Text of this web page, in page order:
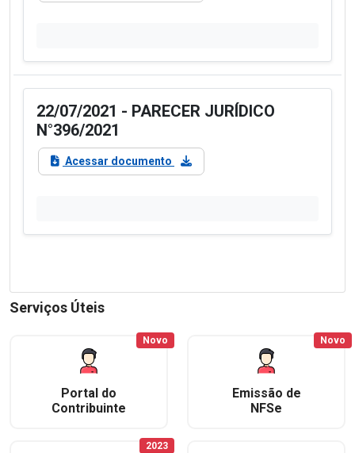
22/07/2021 - PARECER JURÍDICO
N°396/2021
Acessar documento
Serviços Úteis
Portal do
Contribuinte
Novo
Emissão de
NFSe
Novo
2023